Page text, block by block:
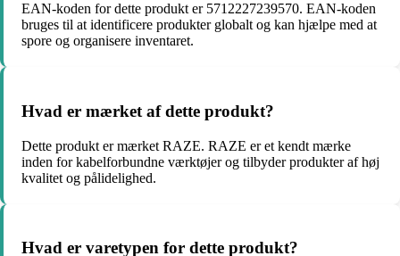
EAN-koden for dette produkt er 5712227239570. EAN-koden
bruges til at identificere produkter globalt og kan hjælpe med at
spore og organisere inventaret.
Hvad er mærket af dette produkt?
Dette produkt er mærket RAZE. RAZE er et kendt mærke
inden for kabelforbundne værktøjer og tilbyder produkter af høj
kvalitet og pålidelighed.
Hvad er varetypen for dette produkt?